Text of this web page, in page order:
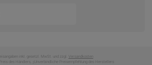
inkl. gesetzl. MwSt. und zzgl. Versandkosten
des Händlers, Unverbindliche Preisempfehlung des Herstellers